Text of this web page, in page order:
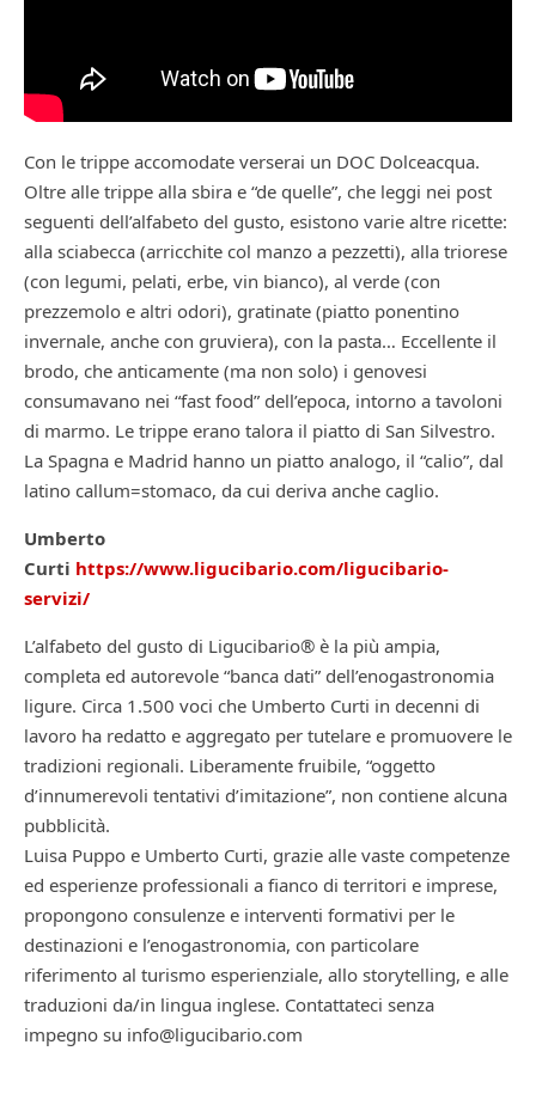
Con le trippe accomodate verserai un DOC Dolceacqua.
Oltre alle trippe alla sbira e “de quelle”, che leggi nei post
seguenti dell’alfabeto del gusto, esistono varie altre ricette:
alla sciabecca (arricchite col manzo a pezzetti), alla triorese
(con legumi, pelati, erbe, vin bianco), al verde (con
prezzemolo e altri odori), gratinate (piatto ponentino
invernale, anche con gruviera), con la pasta… Eccellente il
brodo, che anticamente (ma non solo) i genovesi
consumavano nei “fast food” dell’epoca, intorno a tavoloni
di marmo. Le trippe erano talora il piatto di San Silvestro.
La Spagna e Madrid hanno un piatto analogo, il “calio”, dal
latino callum=stomaco, da cui deriva anche caglio.
Umberto
Curti https://www.ligucibario.com/ligucibario-
servizi/
L’alfabeto del gusto di Ligucibario® è la più ampia,
completa ed autorevole “banca dati” dell’enogastronomia
ligure. Circa 1.500 voci che Umberto Curti in decenni di
lavoro ha redatto e aggregato per tutelare e promuovere le
tradizioni regionali. Liberamente fruibile, “oggetto
d’innumerevoli tentativi d’imitazione”, non contiene alcuna
pubblicità.
Luisa Puppo e Umberto Curti, grazie alle vaste competenze
ed esperienze professionali a fianco di territori e imprese,
propongono consulenze e interventi formativi per le
destinazioni e l’enogastronomia, con particolare
riferimento al turismo esperienziale, allo storytelling, e alle
traduzioni da/in lingua inglese. Contattateci senza
impegno su info@ligucibario.com